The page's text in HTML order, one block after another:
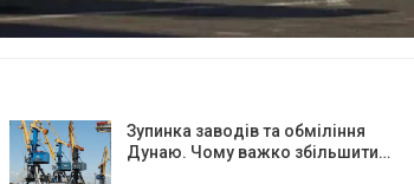
Зупинка заводів та обміління
Дунаю. Чому важко збільшити…